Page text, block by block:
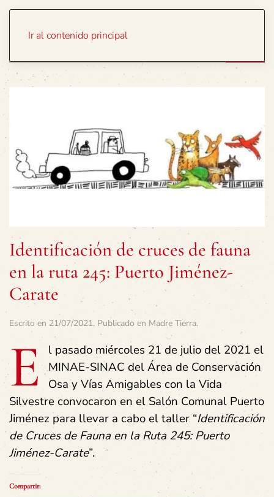
Ir al contenido principal
Identificación de cruces de fauna
en la ruta 245: Puerto Jiménez-
Carate
Escrito en 21/07/2021. Publicado en Madre Tierra.
E
l pasado miércoles 21 de julio del 2021 el
MINAE-SINAC del Área de Conservación
Osa y Vías Amigables con la Vida
Silvestre convocaron en el Salón Comunal Puerto
Jiménez para llevar a cabo el taller “Identificación
de Cruces de Fauna en la Ruta 245: Puerto
Jiménez-Carate”.
Compartir: